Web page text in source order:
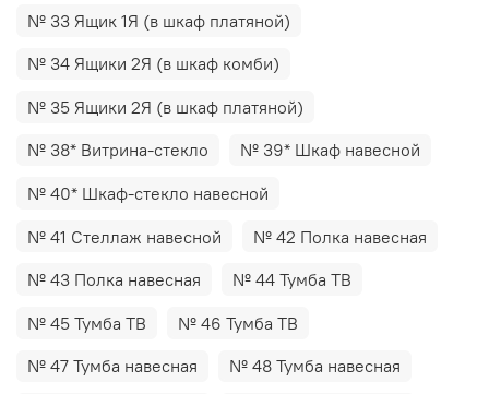
№ 33 Ящик 1Я (в шкаф платяной)
№ 34 Ящики 2Я (в шкаф комби)
№ 35 Ящики 2Я (в шкаф платяной)
№ 38* Витрина-стекло
№ 39* Шкаф навесной
№ 40* Шкаф-стекло навесной
№ 41 Стеллаж навесной
№ 42 Полка навесная
№ 43 Полка навесная
№ 44 Тумба ТВ
№ 45 Тумба ТВ
№ 46 Тумба ТВ
№ 47 Тумба навесная
№ 48 Тумба навесная